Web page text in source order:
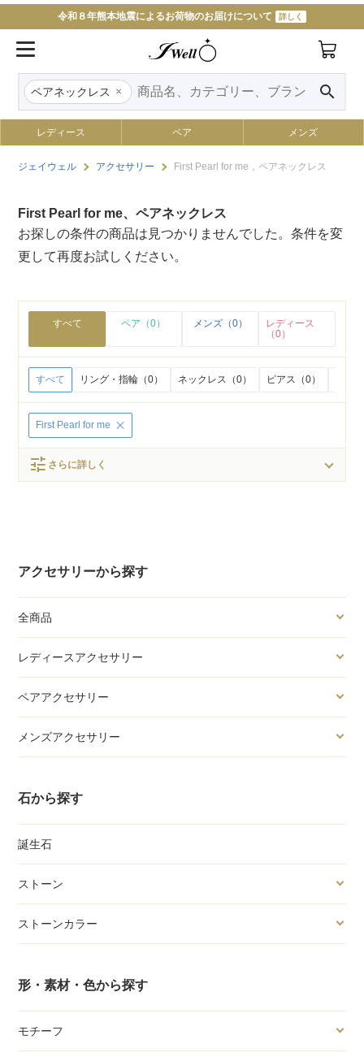
令和８年熊本地震によるお荷物のお届けについて 詳しく
ペアネックレス × search
レディース ペア メンズ
ジェイウェル アクセサリー First Pearl for me，ペアネックレス
アクセサリーから探す
全商品
レディースアクセサリー
ペアアクセサリー
メンズアクセサリー
石から探す
誕生石
ストーン
ストーンカラー
形・素材・色から探す
モチーフ
First Pearl for me、ペアネックレス
お探しの条件の商品は見つかりませんでした。条件を変
更して再度お試しください。
すべて ペア（0） メンズ（0）
レディース
（0）
すべて リング・指輪（0） ネックレス（0） ピアス（0）
First Pearl for me
tune さらに詳しく